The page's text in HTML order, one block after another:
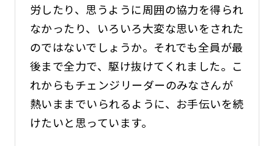
労したり、思うように周囲の協力を得られ
なかったり、いろいろ大変な思いをされた
のではないでしょうか。それでも全員が最
後まで全力で、駆け抜けてくれました。こ
れからもチェンジリーダーのみなさんが
熱いままでいられるように、お手伝いを続
けたいと思っています。